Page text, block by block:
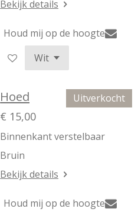
Bekijk details
Houd mij op de hoogte
Uitverkocht
Hoed
€ 15,00
Binnenkant verstelbaar
Bruin
Bekijk details
Houd mij op de hoogte